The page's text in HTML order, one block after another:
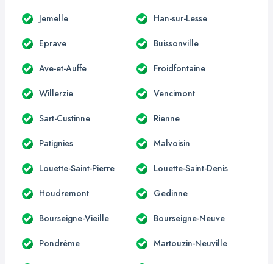
Jemelle Han-sur-Lesse
Eprave Buissonville
Ave-et-Auffe Froidfontaine
Willerzie Vencimont
Sart-Custinne Rienne
Patignies Malvoisin
Louette-Saint-Pierre Louette-Saint-Denis
Houdremont Gedinne
Bourseigne-Vieille Bourseigne-Neuve
Pondrème Martouzin-Neuville